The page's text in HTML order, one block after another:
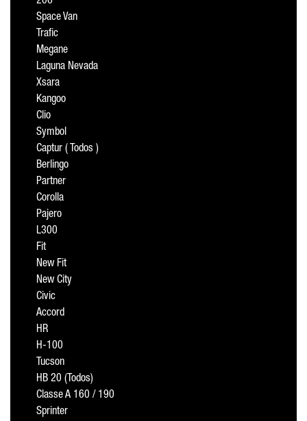
Space Van
Trafic
Megane
Laguna Nevada
Xsara
Kangoo
Clio
Symbol
Captur ( Todos )
Berlingo
Partner
Corolla
Pajero
L300
Fit
New Fit
New City
Civic
Accord
HR
H-100
Tucson
HB 20 (Todos)
Classe A 160 / 190
Sprinter